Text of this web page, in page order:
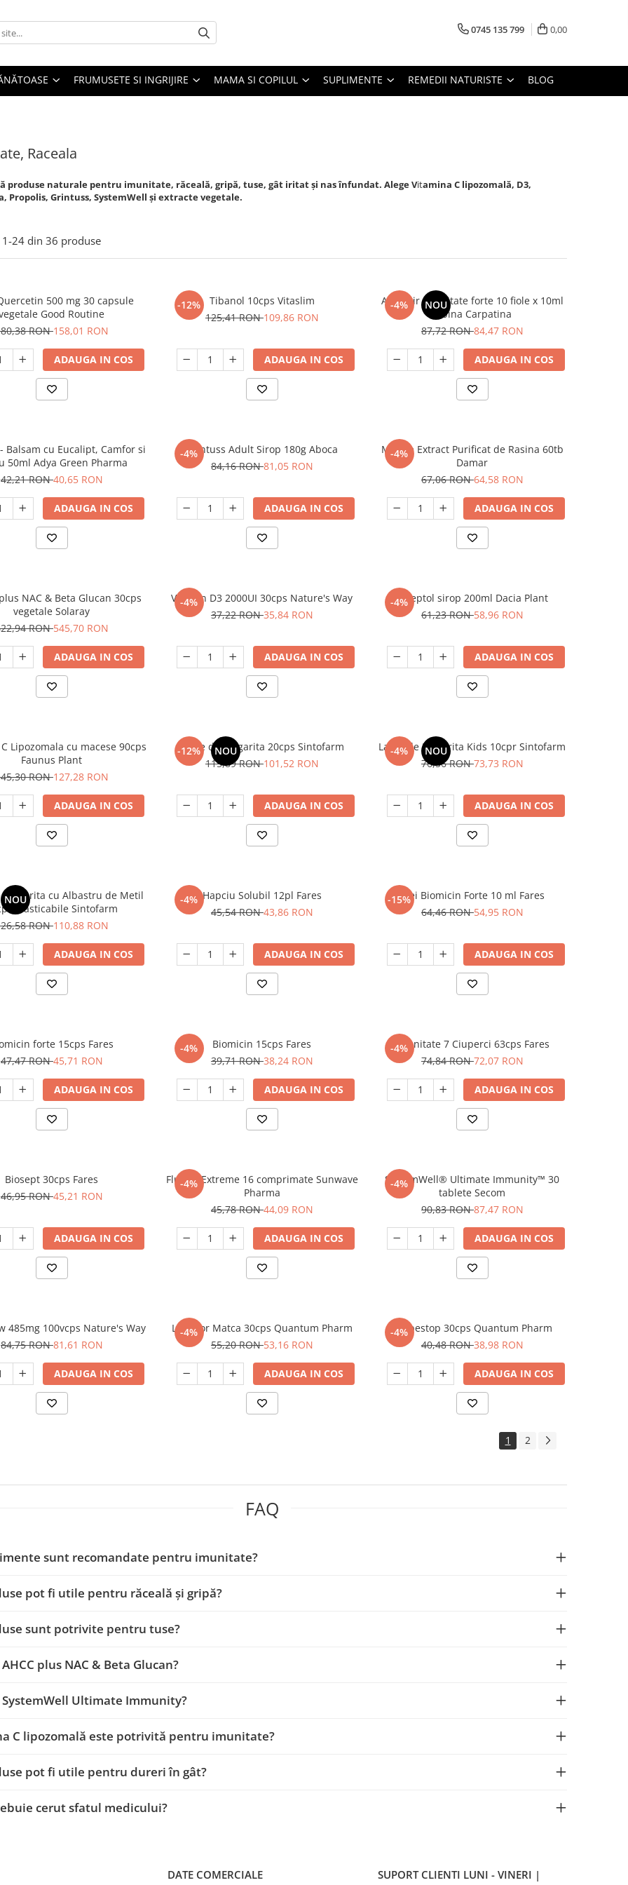
0745 135 799 0,00
FRUMUSETE SI INGRIJIRE MAMA SI COPILUL SUPLIMENTE REMEDII NATURISTE BLOG
Raceala
produse naturale pentru imunitate, răceală, gripă, tuse, gât iritat și nas înfundat. Alege Vitamina C lipozomală, D3,
Propolis, Grintuss, SystemWell și extracte vegetale.
1-24 din 36 produse
500 mg 30 capsule
Good Routine
RON158,01 RON
ADAUGA IN COS
-12%
Tibanol 10cps Vitaslim
125,41 RON109,86 RON
ADAUGA IN COS
-4% NOU
Apielixir imunitate forte 10 fiole x 10ml
Albina Carpatina
87,72 RON84,47 RON
ADAUGA IN COS
Balsam cu Eucalipt, Camfor si
50ml Adya Green Pharma
42,21 RON40,65 RON
ADAUGA IN COS
-4%
Grintuss Adult Sirop 180g Aboca
84,16 RON81,05 RON
ADAUGA IN COS
-4%
Mumie Extract Purificat de Rasina 60tb
Damar
67,06 RON64,58 RON
ADAUGA IN COS
NAC & Beta Glucan 30cps
vegetale Solaray
RON545,70 RON
ADAUGA IN COS
-4%
Vitamin D3 2000UI 30cps Nature's Way
37,22 RON35,84 RON
ADAUGA IN COS
-4%
BiSeptol sirop 200ml Dacia Plant
61,23 RON58,96 RON
ADAUGA IN COS
Lipozomala cu macese 90cps
Faunus Plant
RON127,28 RON
ADAUGA IN COS
-12% NOU
Lapte de Magarita 20cps Sintofarm
115,89 RON101,52 RON
ADAUGA IN COS
-4% NOU
Lapte de Magarita Kids 10cpr Sintofarm
76,56 RON73,73 RON
ADAUGA IN COS
NOU
Magarita cu Albastru de Metil
masticabile Sintofarm
RON110,88 RON
ADAUGA IN COS
-4% Hapciu Solubil 12pl Fares
45,54 RON43,86 RON
ADAUGA IN COS
-15%Ulei Biomicin Forte 10 ml Fares
64,46 RON54,95 RON
ADAUGA IN COS
forte 15cps Fares
47,47 RON45,71 RON
ADAUGA IN COS
-4%
Biomicin 15cps Fares
39,71 RON38,24 RON
ADAUGA IN COS
-4%
Imunitate 7 Ciuperci 63cps Fares
74,84 RON72,07 RON
ADAUGA IN COS
Biosept 30cps Fares
46,95 RON45,21 RON
ADAUGA IN COS
-4%
Fluend Extreme 16 comprimate Sunwave
Pharma
45,78 RON44,09 RON
ADAUGA IN COS
-4%
SystemWell® Ultimate Immunity™ 30
tablete Secom
90,83 RON87,47 RON
ADAUGA IN COS
485mg 100vcps Nature's Way
84,75 RON81,61 RON
ADAUGA IN COS
-4%
Laptisor Matca 30cps Quantum Pharm
55,20 RON53,16 RON
ADAUGA IN COS
-4%
Herpestop 30cps Quantum Pharm
40,48 RON38,98 RON
ADAUGA IN COS
1 2
FAQ
sunt recomandate pentru imunitate?
pot fi utile pentru răceală și gripă?
sunt potrivite pentru tuse?
plus NAC & Beta Glucan?
SystemWell Ultimate Immunity?
C lipozomală este potrivită pentru imunitate?
pot fi utile pentru dureri în gât?
cerut sfatul medicului?
DATE COMERCIALE SUPORT CLIENTI LUNI - VINERI |